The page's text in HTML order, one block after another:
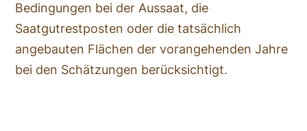
Bedingungen bei der Aussaat, die
Saatgutrestposten oder die tatsächlich
angebauten Flächen der vorangehenden Jahre
bei den Schätzungen berücksichtigt.